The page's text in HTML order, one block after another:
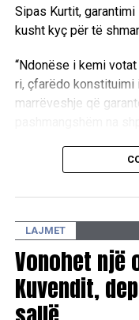
Sipas Kurtit,
kusht kyç për të
“Ndonëse i kemi
ri, çfarëdo konstituimi
marrëveshje që
Kreu i LVV-së
me krerët e partive të
paketë të plotë
“Andaj insistimi ynë i
bisedojmë, të
marrëveshjeje politike
mes meje dhe liderët
konstituojmë
LAJMET
Vonohet një
Kuvendit,